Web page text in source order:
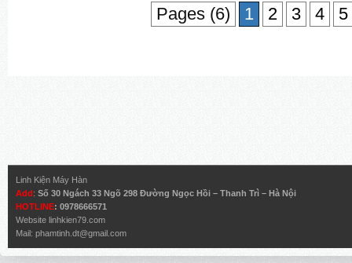
Pages (6) 1 2 3 4 5
Linh Kiện Máy Hàn
Add: Số 30 Ngách 33 Ngõ 298 Đường Ngọc Hồi – Thanh Trì – Hà Nội
HOTLINE: 0978666571
Website linhkien79.com
Mail: phamtinh.dt@gmail.com